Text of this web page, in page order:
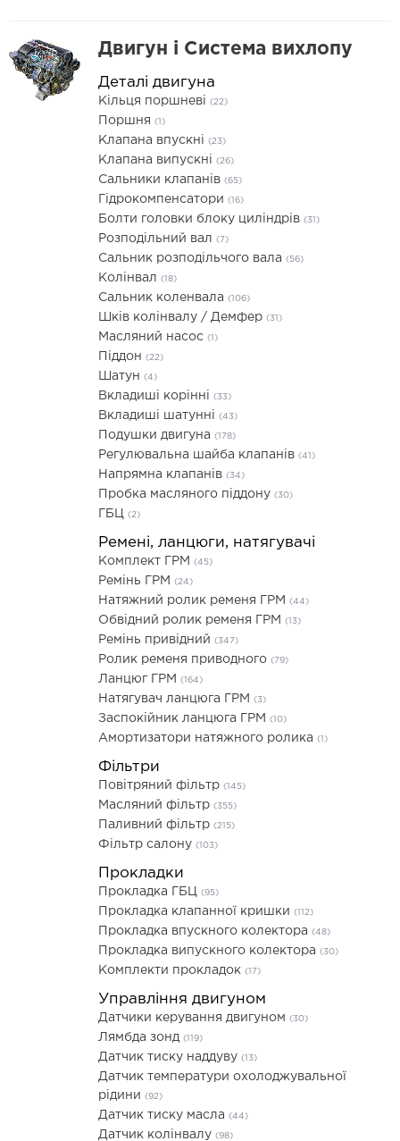
Двигун і Система вихлопу
Деталі двигуна
Кільця поршневі (22)
Поршня (1)
Клапана впускні (23)
Клапана випускні (26)
Сальники клапанів (65)
Гідрокомпенсатори (16)
Болти головки блоку циліндрів (31)
Розподільний вал (7)
Сальник розподільчого вала (56)
Колінвал (18)
Сальник коленвала (106)
Шків колінвалу / Демфер (31)
Масляний насос (1)
Піддон (22)
Шатун (4)
Вкладиші корінні (33)
Вкладиші шатунні (43)
Подушки двигуна (178)
Регулювальна шайба клапанів (41)
Напрямна клапанів (34)
Пробка масляного піддону (30)
ГБЦ (2)
Ремені, ланцюги, натягувачі
Комплект ГРМ (45)
Ремінь ГРМ (24)
Натяжний ролик ременя ГРМ (44)
Обвідний ролик ременя ГРМ (13)
Ремінь привідний (347)
Ролик ременя приводного (79)
Ланцюг ГРМ (164)
Натягувач ланцюга ГРМ (3)
Заспокійник ланцюга ГРМ (10)
Амортизатори натяжного ролика (1)
Фільтри
Повітряний фільтр (145)
Масляний фільтр (355)
Паливний фільтр (215)
Фільтр салону (103)
Прокладки
Прокладка ГБЦ (95)
Прокладка клапанної кришки (112)
Прокладка впускного колектора (48)
Прокладка випускного колектора (30)
Комплекти прокладок (17)
Управління двигуном
Датчики керування двигуном (30)
Лямбда зонд (119)
Датчик тиску наддуву (13)
Датчик температури охолоджувальної
рідини (92)
Датчик тиску масла (44)
Датчик колінвалу (98)